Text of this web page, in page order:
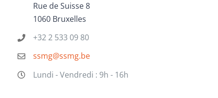
Rue de Suisse 8
1060 Bruxelles
+32 2 533 09 80
ssmg@ssmg.be
Lundi - Vendredi : 9h - 16h